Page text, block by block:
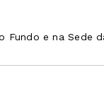
Fundo e na Sede